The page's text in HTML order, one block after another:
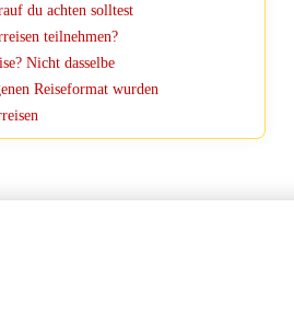
du achten solltest
teilnehmen?
Nicht dasselbe
Reiseformat wurden